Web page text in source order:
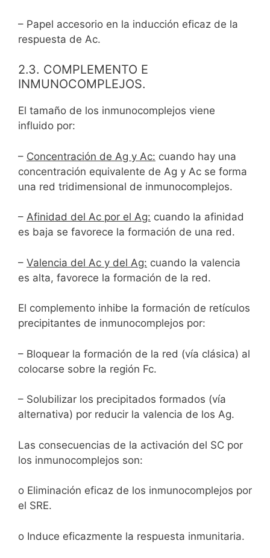
– Papel accesorio en la inducción eficaz de la
respuesta de Ac.
2.3. COMPLEMENTO E
INMUNOCOMPLEJOS.
El tamaño de los inmunocomplejos viene
influido por:
– Concentración de Ag y Ac: cuando hay una
concentración equivalente de Ag y Ac se forma
una red tridimensional de inmunocomplejos.
– Afinidad del Ac por el Ag: cuando la afinidad
es baja se favorece la formación de una red.
– Valencia del Ac y del Ag: cuando la valencia
es alta, favorece la formación de la red.
El complemento inhibe la formación de retículos
precipitantes de inmunocomplejos por:
– Bloquear la formación de la red (vía clásica) al
colocarse sobre la región Fc.
– Solubilizar los precipitados formados (vía
alternativa) por reducir la valencia de los Ag.
Las consecuencias de la activación del SC por
los inmunocomplejos son:
o Eliminación eficaz de los inmunocomplejos por
el SRE.
o Induce eficazmente la respuesta inmunitaria.